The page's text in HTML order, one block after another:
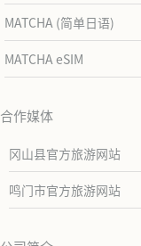
MATCHA (简单日语)
MATCHA eSIM
合作媒体
冈山县官方旅游网站
鸣门市官方旅游网站